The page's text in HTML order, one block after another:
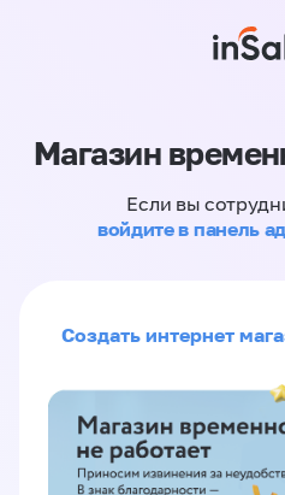
Магазин
Если вы
войдите в панель
Создать интернет